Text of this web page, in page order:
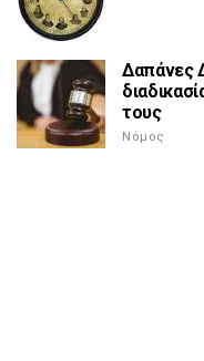
Δαπάνες
τους
Νόμος